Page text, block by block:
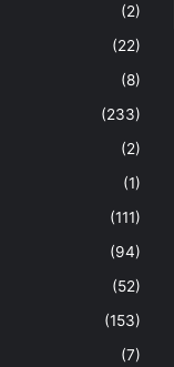
(2)
(22)
(8)
(233)
(2)
(1)
(111)
(94)
(52)
(153)
(7)